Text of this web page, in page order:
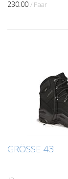
230.00 / Paar
GRÖSSE 43